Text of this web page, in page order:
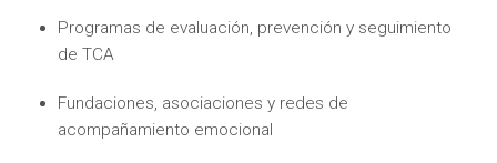
Programas de evaluación, prevención y seguimiento
de TCA
Fundaciones, asociaciones y redes de
acompañamiento emocional